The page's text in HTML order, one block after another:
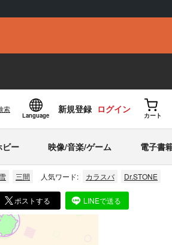
索
Language
新規登録 ログイン
カート
ビー 映像/音楽/ゲーム 電子書
三間 人気ワード: カラスバ Dr.STONE
ポストする LINEで送る